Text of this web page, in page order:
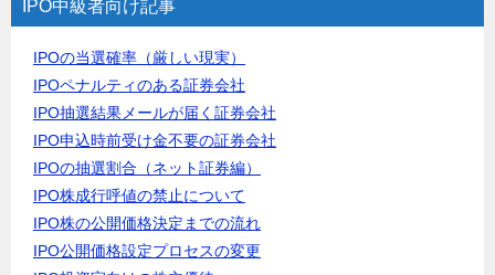
IPO中級者向け記事
IPOの当選確率（厳しい現実）
IPOペナルティのある証券会社
IPO抽選結果メールが届く証券会社
IPO申込時前受け金不要の証券会社
IPOの抽選割合（ネット証券編）
IPO株成行呼値の禁止について
IPO株の公開価格決定までの流れ
IPO公開価格設定プロセスの変更